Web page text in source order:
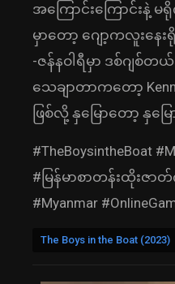
အကြောင်းကြောင်းနဲ့
မှာတော့ ဂျော့ကလူးနေး
-ဇန်နဝါရီမှာ ဒစ်ဂျ
သေချာတာကတော့
ဖြစ်လို့ နှမြောတော့ နှမြေ
#TheBoysintheBoat
#မြန်မာစာတန်းထိုးဇာတ်က
#Myanmar
The Boys in the Boat (2023)